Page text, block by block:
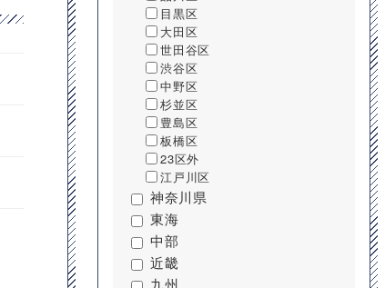
目黒区
大田区
世田谷区
渋谷区
中野区
杉並区
豊島区
板橋区
23区外
江戸川区
神奈川県
東海
中部
近畿
九州